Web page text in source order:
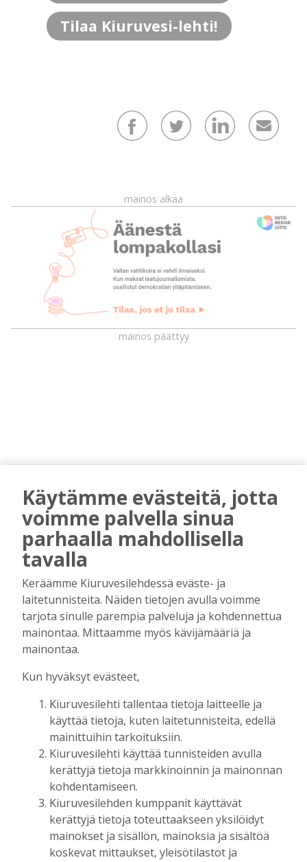
Tilaa Kiuruvesi-lehti!
mainos alkaa
mainos päättyy
AIEMMIN AIHEESTA
Kiuruvedelle ja Iisalmeen
ostopalvelulääkäri – tarkoituksena on
helpottaa kaupunkien lääkäripulaa
Tilaajille
Aku Laatikainen 7.8.2026 12:00
Golftapahtuma tuotti jälleen komeasti
tukea Kiuruveden nuorille – palkittavat
julkaistaan loppuvuodesta
Aku Laatikainen
Biokaasu, Hingunniemi, tiet,
rahoitusasiat, työllisyys, lääkäripula… –
ministeri Sari Essayahin kanssa piisasi
keskustelunaiheita
Tilaajille
Aku Laatikainen 16:00
OP Kaskimaan vakavaraisuus vahvistui –
korkotason muutos heijastui alkuvuoden
tulokseen
Tilaajille
Käytämme evästeitä, jotta
voimme palvella sinua
parhaalla mahdollisella
tavalla
Keräämme Kiuruvesilehdessä eväste- ja
laitetunnisteita. Näiden tietojen avulla voimme
tarjota sinulle parempia palveluja ja kohdennettua
mainontaa. Mittaamme myös kävijämääriä ja
mainontaa.
Kun hyväksyt evästeet,
Kiuruvesilehti tallentaa tietoja laitteelle ja
käyttää tietoja, kuten laitetunnisteita, edellä
mainittuihin tarkoituksiin.
Kiuruvesilehti käyttää tunnisteiden avulla
kerättyjä tietoja markkinoinnin ja mainonnan
kohdentamiseen.
Kiuruvesilehden kumppanit käyttävät
kerättyjä tietoja toteuttaakseen yksilöidyt
mainokset ja sisällön, mainoksia ja sisältöä
koskevat mittaukset, yleisötilastot ja